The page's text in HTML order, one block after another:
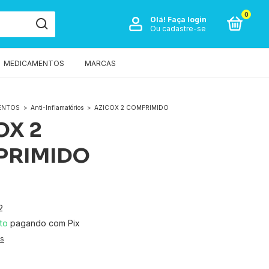
Olá! Faça login
Ou cadastre-se
0
MEDICAMENTOS MARCAS
> Anti-Inflamatórios > AZICOX 2 COMPRIMIDO
2
pagando com Pix